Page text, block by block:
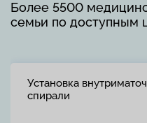
Более 5500
семьи по доступным
Установка
спирали